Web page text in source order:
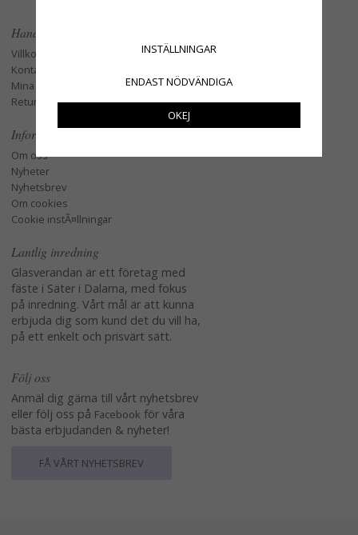
Handla
Villkor
Kontakta oss
Mina favoriter
Retur och Reklamation
Information
Om oss
Nyheter
Nyhetsbrev
Om cookies
Cookie instÃ¤llningar
Lantlig inredning
Glasverandan är ett företag med
fäste i Säter i Dalarna, med fokus
på inredning. Vårt mål är att kunna
erbjuda dig som kund det du vill ha,
på ett enkelt och prisvärt sätt.
Följ oss
Anmäl dig gärna till vårt nyhetsbrev
eller följ oss på Facebook för våra
bästa erbjudanden & nyheter!
FÅ VÅRT NYHETSBREV
INSTÄLLNINGAR
ENDAST NÖDVÄNDIGA
OKEJ